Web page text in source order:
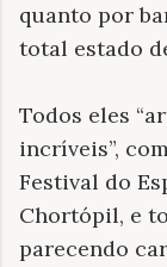
quanto por
total estado
Todos eles
incríveis”,
Festival do
Chortópil, e
parecendo